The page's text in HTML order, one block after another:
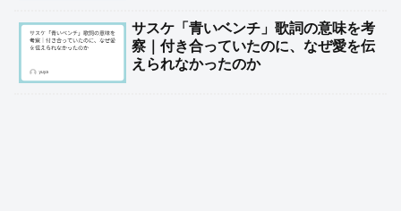
サスケ「青いベンチ」歌詞の意味を考
察｜付き合っていたのに、なぜ愛を伝
えられなかったのか